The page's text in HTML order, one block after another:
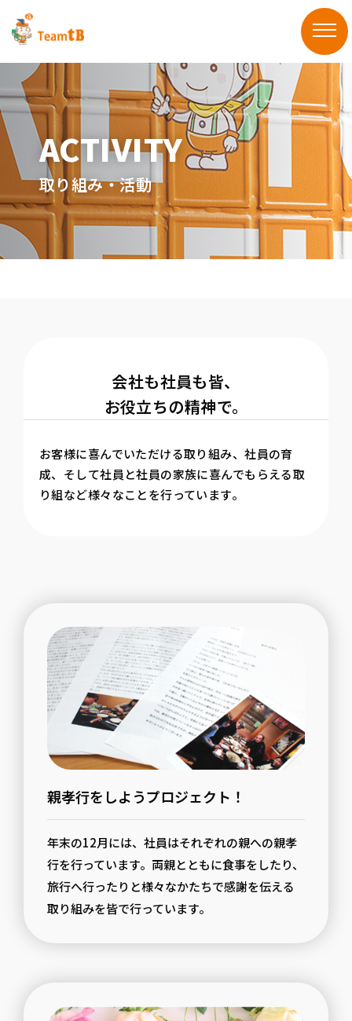
取り組み・活動
会社も社員も皆、
お役立ちの精神で。
お客様に喜んでいただける取り組み、社員の育
成、そして社員と社員の家族に喜んでもらえる取
り組など様々なことを行っています。
親孝行をしようプロジェクト！
年末の12月には、社員はそれぞれの親への親孝
行を行っています。両親とともに食事をしたり、
旅行へ行ったりと様々なかたちで感謝を伝える
取り組みを皆で行っています。